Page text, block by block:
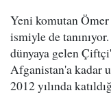
Yeni komutan
ismiyle de
dünyaya gelen
Afganistan'a kadar
2012 yılında